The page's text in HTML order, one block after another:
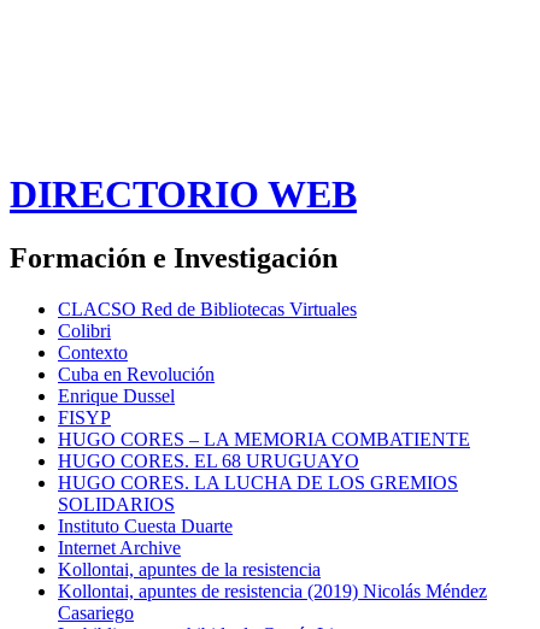
DIRECTORIO WEB
Formación e Investigación
CLACSO Red de Bibliotecas Virtuales
Colibri
Contexto
Cuba en Revolución
Enrique Dussel
FISYP
HUGO CORES – LA MEMORIA COMBATIENTE
HUGO CORES. EL 68 URUGUAYO
HUGO CORES. LA LUCHA DE LOS GREMIOS
SOLIDARIOS
Instituto Cuesta Duarte
Internet Archive
Kollontai, apuntes de la resistencia
Kollontai, apuntes de resistencia (2019) Nicolás Méndez
Casariego